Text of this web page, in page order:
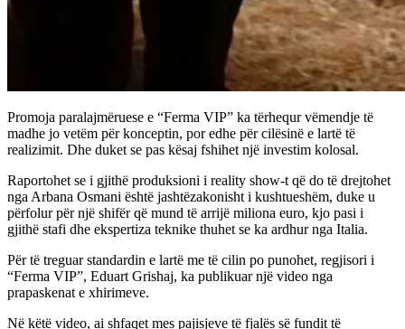
Promoja paralajmëruese e “Ferma VIP” ka tërhequr vëmendje të
madhe jo vetëm për konceptin, por edhe për cilësinë e lartë të
realizimit. Dhe duket se pas kësaj fshihet një investim kolosal.
Raportohet se i gjithë produksioni i reality show-t që do të drejtohet
nga Arbana Osmani është jashtëzakonisht i kushtueshëm, duke u
përfolur për një shifër që mund të arrijë miliona euro, kjo pasi i
gjithë stafi dhe ekspertiza teknike thuhet se ka ardhur nga Italia.
Për të treguar standardin e lartë me të cilin po punohet, regjisori i
“Ferma VIP”, Eduart Grishaj, ka publikuar një video nga
prapaskenat e xhirimeve.
Në këtë video, ai shfaqet mes pajisjeve të fjalës së fundit të